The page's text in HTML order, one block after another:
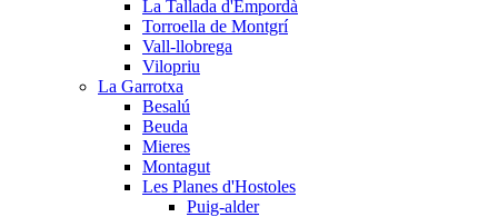
La Tallada d'Empordà
Torroella de Montgrí
Vall-llobrega
Vilopriu
La Garrotxa
Besalú
Beuda
Mieres
Montagut
Les Planes d'Hostoles
Puig-alder